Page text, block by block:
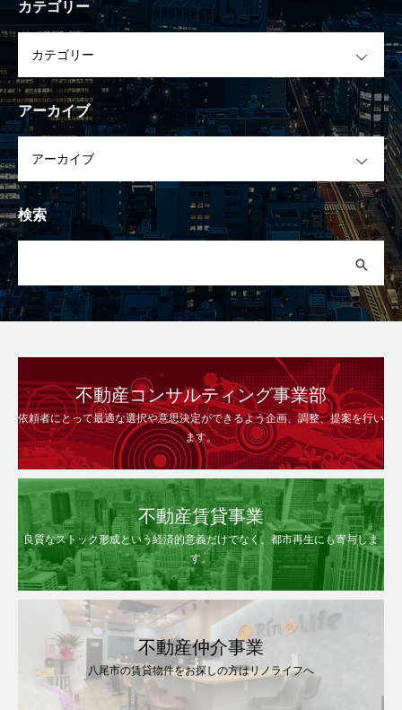
カテゴリー
アーカイブ
検索
不動産コンサルティング事業部
依頼者にとって最適な選択や意思決定ができるよう企画、調整、提案を行い
ます。
不動産賃貸事業
良質なストック形成という経済的意義だけでなく、都市再生にも寄与しま
す。
不動産仲介事業
八尾市の賃貸物件をお探しの方はリノライフへ